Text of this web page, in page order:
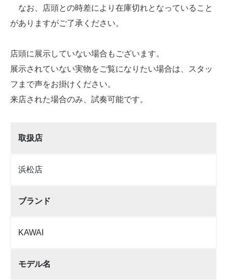
なお、店頭との時差により在庫切れとなっていること
がありますがご了承ください。
店頭に展示していない場合もございます。
展示されていない実物をご覧になりたい場合は、スタッ
フまで声をお掛けください。
来店された場合のみ、試奏可能です。
取扱店
浜松店
ブランド
KAWAI
モデル名